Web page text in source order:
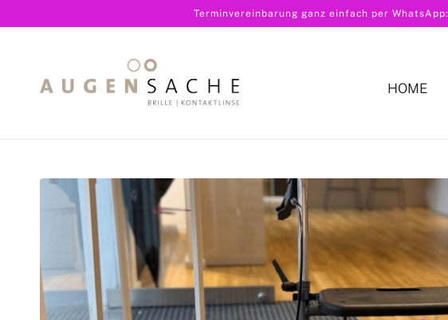
Terminvereinbarung ganz einfach per WhatsApp:
HOME